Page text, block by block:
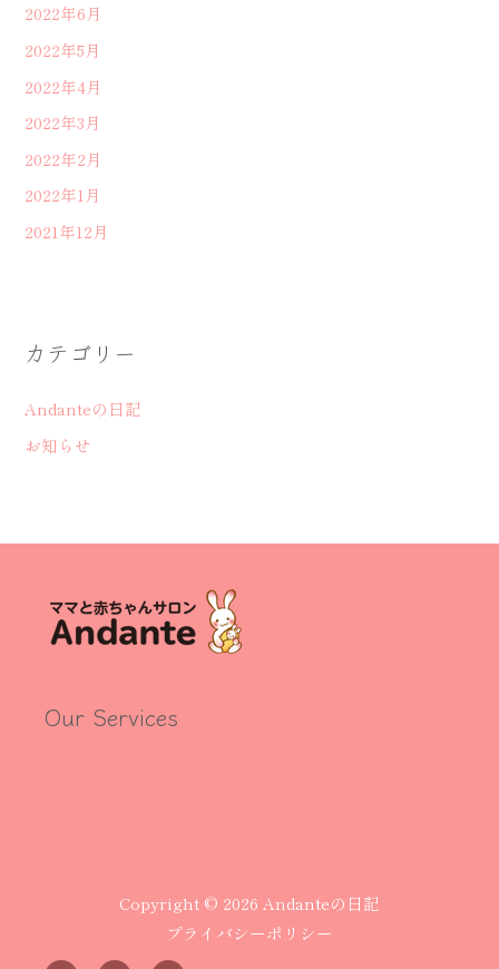
2022年6月
2022年5月
2022年4月
2022年3月
2022年2月
2022年1月
2021年12月
カテゴリー
Andanteの日記
お知らせ
Our Services
Copyright © 2026 Andanteの日記
プライバシーポリシー